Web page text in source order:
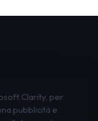
Clarity, per
pubblicità e